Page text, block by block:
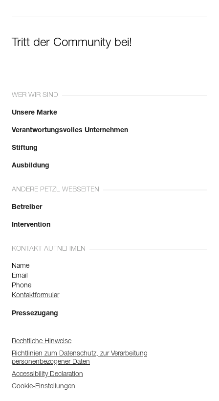
Tritt der Community bei!
WER WIR SIND
Unsere Marke
Verantwortungsvolles Unternehmen
Stiftung
Ausbildung
ANDERE PETZL WEBSEITEN
Betreiber
Intervention
KONTAKT AUFNEHMEN
Name
Email
Phone
Kontaktformular
Pressezugang
Rechtliche Hinweise
Richtlinien zum Datenschutz, zur Verarbeitung
personenbezogener Daten
Accessibility Declaration
Cookie-Einstellungen